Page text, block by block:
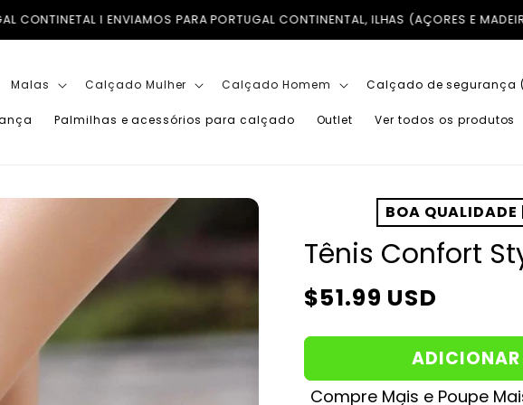
ILHAS (AÇORES E MADEIRA) E PARA TODO O MUNDO I PAGUE EM
Malas Calçado Mulher Calçado Homem Calçado de segurança
Palmilhas e acessórios para calçado Outlet Ver todos os produtos
BOA
Tênis Confort
Preço
$51.99 USD
Compre Mais e Poupe